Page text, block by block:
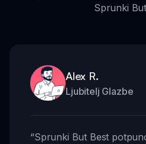
Sprunki
Alex R.
Ljubitelj Glazbe
“Sprunki But Best